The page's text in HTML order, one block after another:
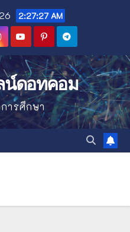
2:27:28 AM
น์ดอทคอม
ารศึกษา